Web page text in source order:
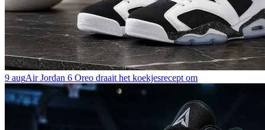
9 augAir Jordan 6 Oreo draait het koekjesrecept om